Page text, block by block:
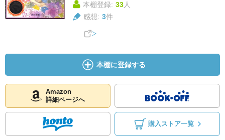
本棚登録: 33人
感想: 3件
本棚に登録する
Amazon
詳細ページへ
購入ストア一覧